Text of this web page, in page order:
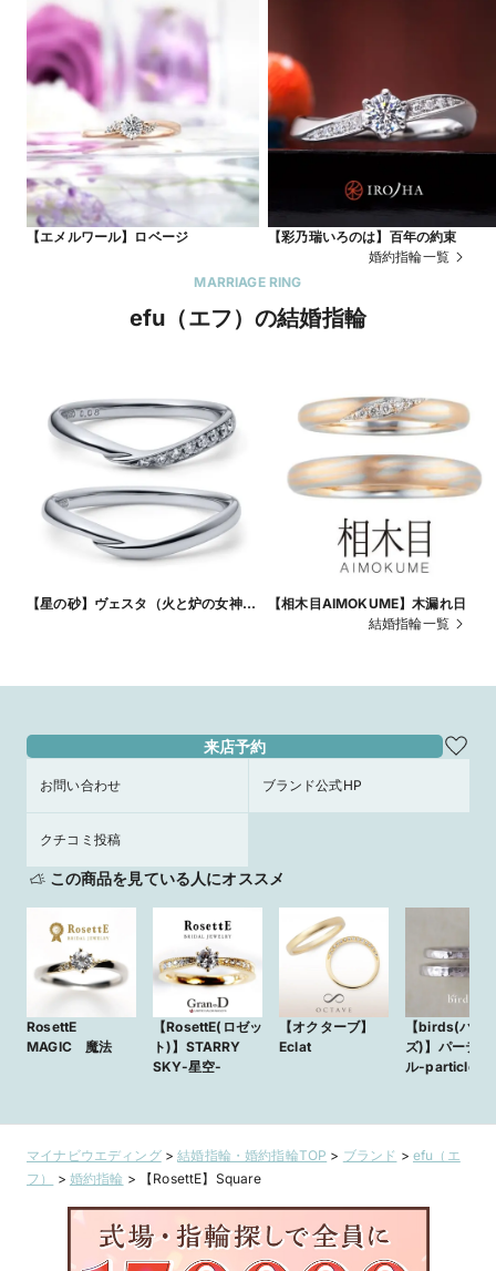
【エメルワール】ロベージ
【彩乃瑞いろのは】百年の約束
婚約指輪一覧
MARRIAGE RING
efu（エフ）の結婚指輪
【星の砂】ヴェスタ（火と炉の女神/
【相木目AIMOKUME】木漏れ日
結婚指輪一覧
来店予約
お問い合わせ ブランド公式HP
クチコミ投稿
この商品を見ている人にオススメ
RosettE
MAGIC 魔法
【RosettE(ロゼッ
ト)】STARRY
SKY-星空-
【オクターブ】
Eclat
【birds(バー
ズ)】パーティ
ル-particle -
マイナビウエディング>結婚指輪・婚約指輪TOP > ブランド > efu（エ
フ）
> 婚約指輪 > 【RosettE】Square